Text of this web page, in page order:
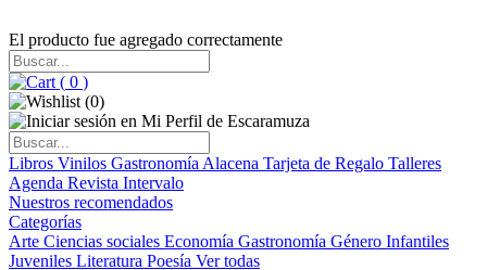
El producto fue agregado correctamente
( 0 )
(0)
Libros Vinilos Gastronomía Alacena Tarjeta de Regalo Talleres
Agenda Revista Intervalo
Nuestros recomendados
Categorías
Arte Ciencias sociales Economía Gastronomía Género Infantiles
Juveniles Literatura Poesía Ver todas